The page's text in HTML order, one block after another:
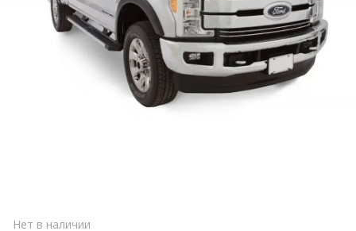
Нет в наличии